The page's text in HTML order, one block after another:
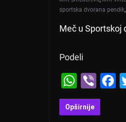
sportska dvorana pendik,
Meč u Sportskoj
Podeli
W
h
at
Vi
b
er
F
Opširnije